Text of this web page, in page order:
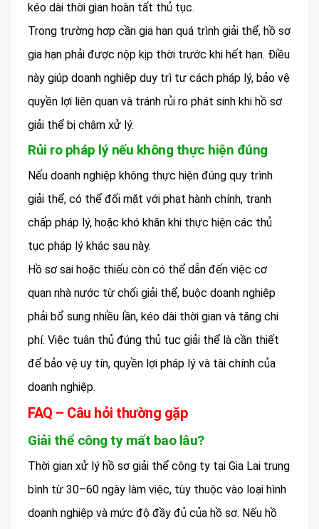
kéo dài thời gian hoàn tất thủ tục.
Trong trường hợp cần gia hạn quá trình giải thể, hồ sơ
gia hạn phải được nộp kịp thời trước khi hết hạn. Điều
này giúp doanh nghiệp duy trì tư cách pháp lý, bảo vệ
quyền lợi liên quan và tránh rủi ro phát sinh khi hồ sơ
giải thể bị chậm xử lý.
Rủi ro pháp lý nếu không thực hiện đúng
Nếu doanh nghiệp không thực hiện đúng quy trình
giải thể, có thể đối mặt với phạt hành chính, tranh
chấp pháp lý, hoặc khó khăn khi thực hiện các thủ
tục pháp lý khác sau này.
Hồ sơ sai hoặc thiếu còn có thể dẫn đến việc cơ
quan nhà nước từ chối giải thể, buộc doanh nghiệp
phải bổ sung nhiều lần, kéo dài thời gian và tăng chi
phí. Việc tuân thủ đúng thủ tục giải thể là cần thiết
để bảo vệ uy tín, quyền lợi pháp lý và tài chính của
doanh nghiệp.
FAQ – Câu hỏi thường gặp
Giải thể công ty mất bao lâu?
Thời gian xử lý hồ sơ giải thể công ty tại Gia Lai trung
bình từ 30–60 ngày làm việc, tùy thuộc vào loại hình
doanh nghiệp và mức độ đầy đủ của hồ sơ. Nếu hồ